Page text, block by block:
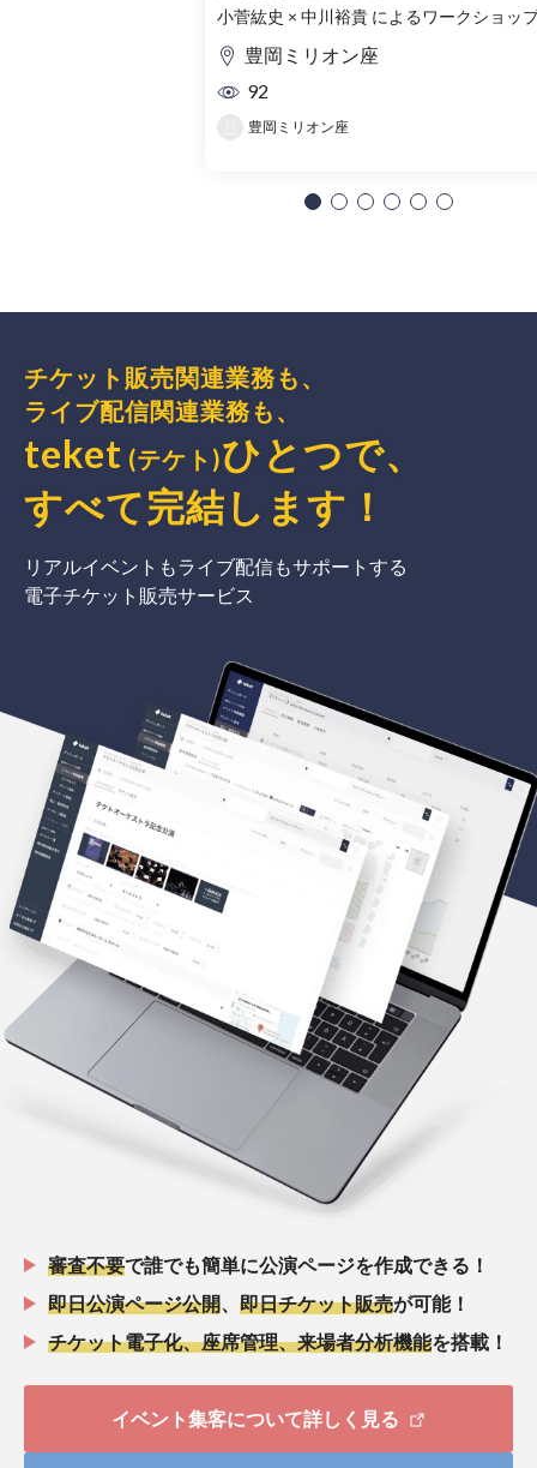
ップ」
小菅紘史 × 中川裕貴 によるワークショッ
豊岡ミリオン座
92
豊岡ミリオン座
チケット販売関連業務も、
ライブ配信関連業務も、
teket (テケト)ひとつで、
すべて完結 します ！
リアルイベントもライブ配信もサポートする
電子チケット販売サービス
審査不要で誰でも簡単に公演ページを作成できる！
即日公演ページ公開
即日チケット販売が可能！
チケット電子化、座席管理、来場者分析機能を搭載！
イベント集客について詳しく見る